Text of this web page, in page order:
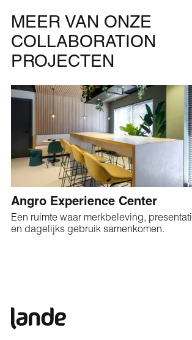
MEER VAN ONZE
COLLABORATION
PROJECTEN
Angro Experience Center
Een ruimte waar merkbeleving,
en dagelijks gebruik samenkomen.